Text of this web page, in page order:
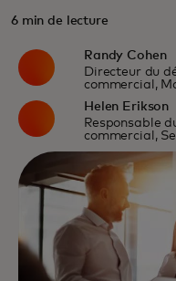
6 min de lecture
Randy Cohen
Directeur du
commercial,
Helen Erikson
Responsable
commercial,